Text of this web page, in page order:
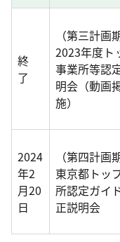
終
了
（第三計画
2023年度ト
事業所等認
明会（動画
施）
2024
年2
月20
日
（第四計画
東京都トッ
所認定ガイ
正説明会